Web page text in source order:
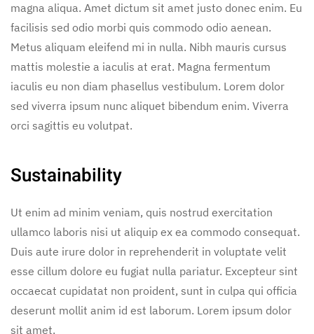
magna aliqua. Amet dictum sit amet justo donec enim. Eu
facilisis sed odio morbi quis commodo odio aenean.
Metus aliquam eleifend mi in nulla. Nibh mauris cursus
mattis molestie a iaculis at erat. Magna fermentum
iaculis eu non diam phasellus vestibulum. Lorem dolor
sed viverra ipsum nunc aliquet bibendum enim. Viverra
orci sagittis eu volutpat.
Sustainability
Ut enim ad minim veniam, quis nostrud exercitation
ullamco laboris nisi ut aliquip ex ea commodo consequat.
Duis aute irure dolor in reprehenderit in voluptate velit
esse cillum dolore eu fugiat nulla pariatur. Excepteur sint
occaecat cupidatat non proident, sunt in culpa qui officia
deserunt mollit anim id est laborum. Lorem ipsum dolor
sit amet.